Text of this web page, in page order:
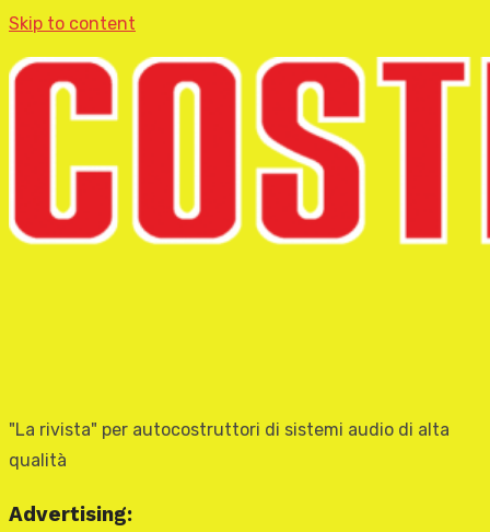
Skip to content
"La rivista" per autocostruttori di sistemi audio di alta
qualità
Advertising: